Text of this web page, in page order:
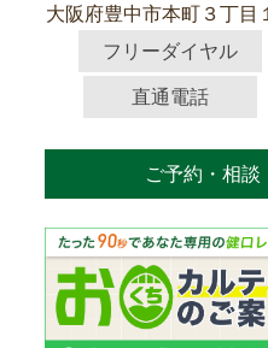
大阪府豊中市本町３丁目
フリーダイヤル
直通電話
ご予約・相談